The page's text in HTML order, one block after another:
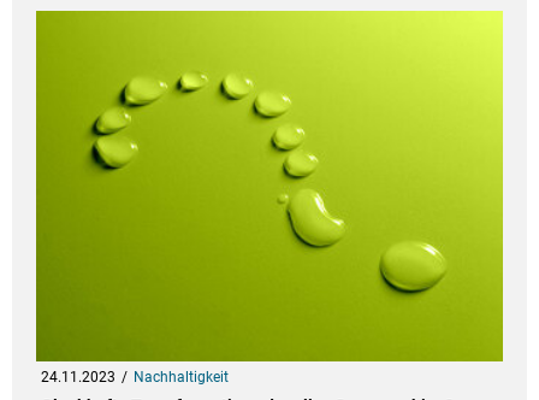
24.11.2023 Nachhaltigkeit